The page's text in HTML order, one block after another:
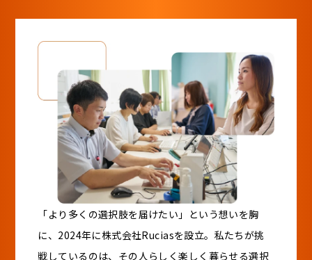
「より多くの選択肢を届けたい」という想いを胸
に、2024年に株式会社Ruciasを設立。私たちが挑
戦しているのは、その人らしく楽しく暮らせる選択